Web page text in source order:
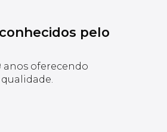
pelo
anos oferecendo